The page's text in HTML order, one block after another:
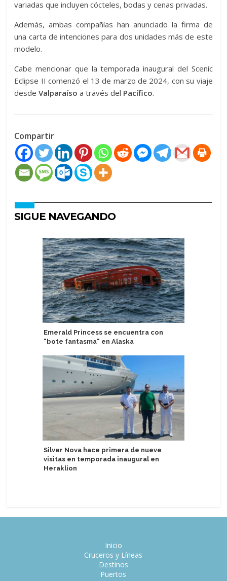
variadas que incluyen cócteles, bodas y cenas privadas.
Además, ambas compañías han anunciado la firma de
una carta de intenciones para dos unidades más de este
modelo.
Cabe mencionar que la temporada inaugural del Scenic
Eclipse II comenzó el 13 de marzo de 2024, con su viaje
desdeValparaíso a través del Pacífico.
Compartir
SIGUE NAVEGANDO
Emerald Princess se encuentra con
"bote fantasma" en Alaska
Silver Nova hace primera de nueve
visitas en temporada inaugural en
Heraklion
Inicio
Cruceros y Líneas
Destinos
Puertos